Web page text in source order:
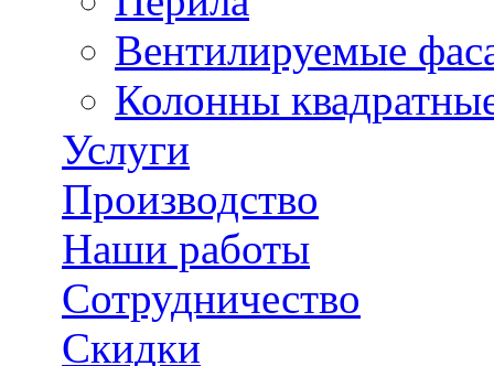
Вентилируемые
Колонны
Услуги
Производство
Наши работы
Сотрудничество
Скидки